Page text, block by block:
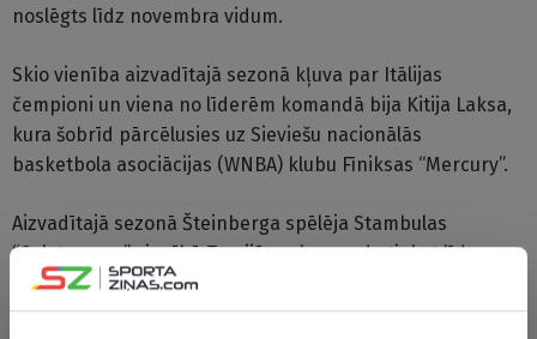
noslēgts līdz novembra vidum.
Skio vienība aizvadītajā sezonā kļuva par Itālijas
čempioni un viena no līderēm komandā bija Kitija Laksa,
kura šobrīd pārcēlusies uz Sieviešu nacionālās
basketbola asociācijas (WNBA) klubu Fīniksas “Mercury”.
Aizvadītajā sezonā Šteinberga spēlēja Stambulas
“Galatasaray” vienībā Turcijā, ar komandu tiekot līdz
valsts čempionāta pusfinālam. Tāpat Latviete spēlējusi
ASV studentu līgā (NCAA), Čehijā, Beļģijā, Itālijā, Francijā